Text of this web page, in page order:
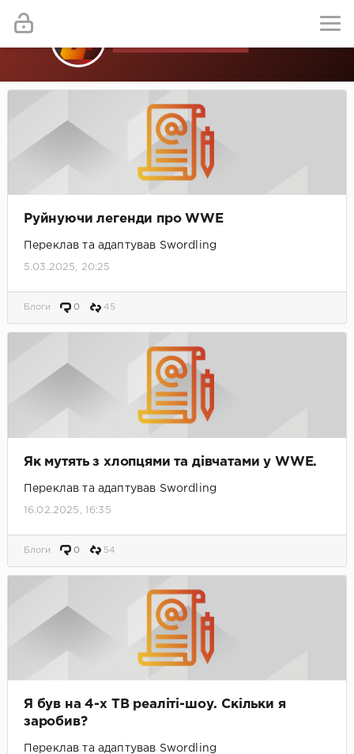
Руйнуючи легенди про WWE
Переклав та адаптував Swordling
5.03.2025, 20:25
Блоги 0 45
Як мутять з хлопцями та дівчатами у WWE.
Переклав та адаптував Swordling
16.02.2025, 16:35
Блоги 0 54
Я був на 4-x ТВ реаліті-шоу. Скільки я
заробив?
Переклав та адаптував Swordling